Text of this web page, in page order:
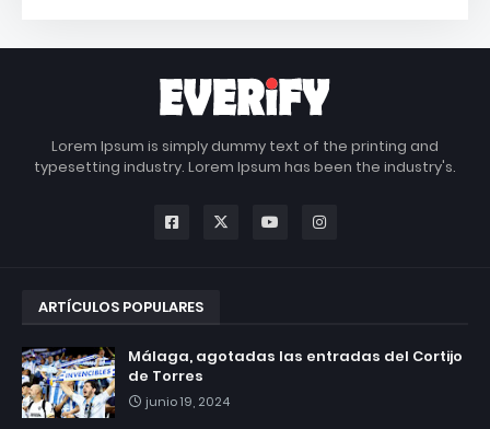
Lorem Ipsum is simply dummy text of the printing and
typesetting industry. Lorem Ipsum has been the industry's.
ARTÍCULOS POPULARES
Málaga, agotadas las entradas del Cortijo
de Torres
junio 19, 2024